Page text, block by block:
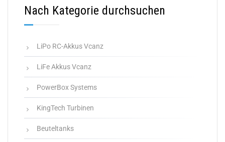
Nach Kategorie durchsuchen
LiPo RC-Akkus Vcanz
LiFe Akkus Vcanz
PowerBox Systems
KingTech Turbinen
Beuteltanks